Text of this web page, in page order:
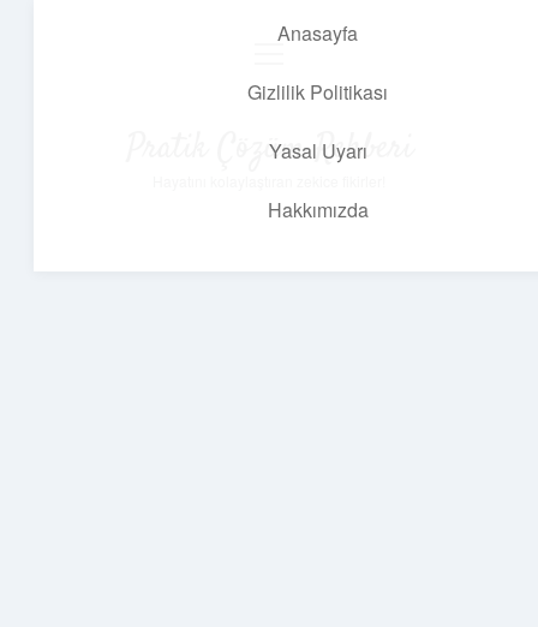
Anasayfa
Gizlilik Politikası
Yasal Uyarı
Hakkımızda
Pratik Çözüm Rehberi